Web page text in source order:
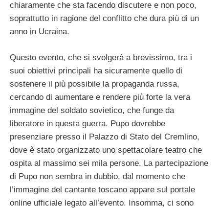
chiaramente che sta facendo discutere e non poco,
soprattutto in ragione del conflitto che dura più di un
anno in Ucraina.
Questo evento, che si svolgerà a brevissimo, tra i
suoi obiettivi principali ha sicuramente quello di
sostenere il più possibile la propaganda russa,
cercando di aumentare e rendere più forte la vera
immagine del soldato sovietico, che funge da
liberatore in questa guerra. Pupo dovrebbe
presenziare presso il Palazzo di Stato del Cremlino,
dove è stato organizzato uno spettacolare teatro che
ospita al massimo sei mila persone. La partecipazione
di Pupo non sembra in dubbio, dal momento che
l’immagine del cantante toscano appare sul portale
online ufficiale legato all’evento. Insomma, ci sono